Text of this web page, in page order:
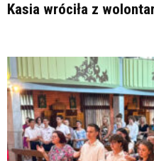
Kasia wróciła z